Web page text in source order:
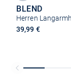
BLEND
39,99 €